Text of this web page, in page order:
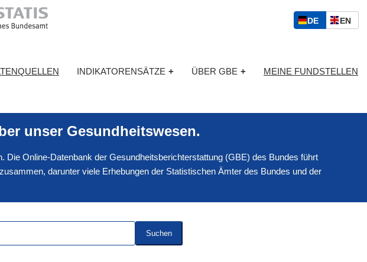
S
p
c
h
l
DED
S
ENE
I
H
INDIKATORENSÄTZE + ÜBER GBE + MEINE FUNDSTELLEN
unser Gesundheitswesen.
Die Online-Datenbank der Gesundheitsberichterstattung (GBE) des Bundes führt
darunter viele Erhebungen der Statistischen Ämter des Bundes und der
Suchen